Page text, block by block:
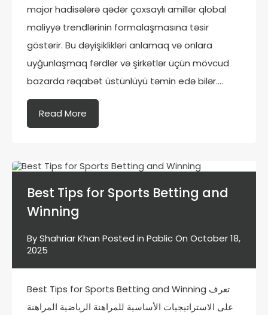
major hadisələrə qədər çoxsaylı amillər qlobal
maliyyə trendlərinin formalaşmasına təsir
göstərir. Bu dəyişiklikləri anlamaq və onlara
uyğunlaşmaq fərdlər və şirkətlər üçün mövcud
bazarda rəqabət üstünlüyü təmin edə bilər….
Read More
Best Tips for Sports Betting and
Winning
ByShahriar Khan Posted in PablicOn October 18,
2025
Best Tips for Sports Betting and Winning تعرف
على الاستراتيجيات الأساسية للمراهنة الرياضية المراهنة